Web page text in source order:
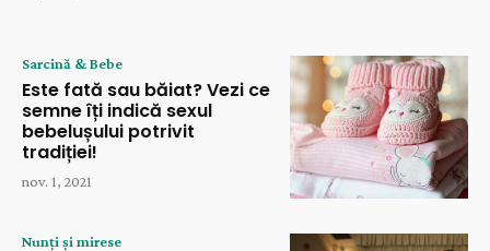
Sarcină & Bebe
Este fată sau băiat? Vezi ce
semne îți indică sexul
bebelușului potrivit
tradiției!
nov. 1, 2021
Nunți și mirese